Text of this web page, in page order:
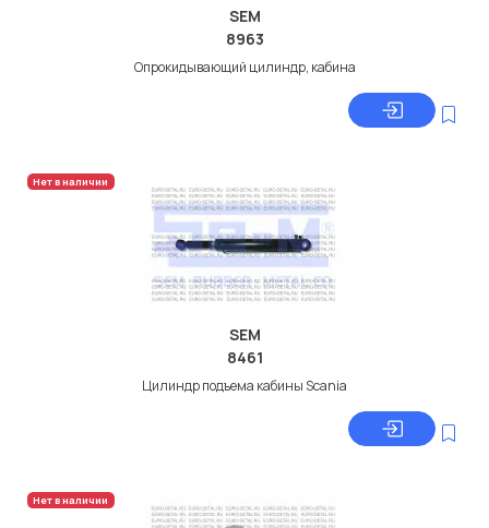
SEM
8963
Опрокидывающий цилиндр, кабина
Нет в наличии
SEM
8461
Цилиндр подъема кабины Scania
Нет в наличии